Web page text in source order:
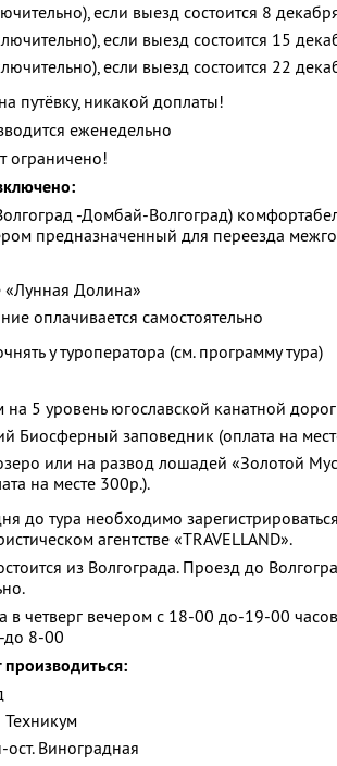
если выезд состоится 8
если выезд состоится 15
если выезд состоится 22
путёвку, никакой доплаты!
еженедельно
ограничено!
-Домбай-Волгоград)
предназначенный для переезда
«Лунная Долина»
оплачивается самостоятельно
у туроператора (см. программу тура)
на 5 уровень югославской канатной
Биосферный заповедник (оплата на
или на развод лошадей «Золотой
на месте 300р.).
до тура необходимо
агентстве «TRAVELLAND».
из Волгограда. Проезд до
в четверг вечером с 18-00 до-19-00
до 8-00
Техникум
Виноградная